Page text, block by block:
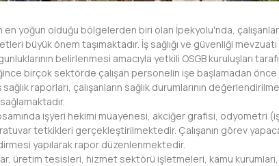
en yoğun olduğu bölgelerden biri olan İpekyolu'nda,
büyük önem taşımaktadır. İş sağlığı ve güvenliği
belirlenmesi amacıyla yetkili OSGB kuruluşları
birçok sektörde çalışan personelin işe başlamadan
raporları, çalışanların sağlık durumlarının
işyeri hekimi muayenesi, akciğer grafisi, odyometri
tetkikleri gerçekleştirilmektedir. Çalışanın görev
yapılarak rapor düzenlenmektedir.
tesisleri, hizmet sektörü işletmeleri, kamu kurumları,